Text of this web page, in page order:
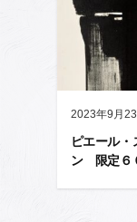
2023年9月
ピエール
ン 限定６